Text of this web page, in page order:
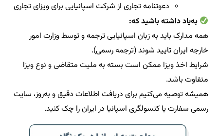
دعوتنامه تجاری از شرکت اسپانیایی برای ویزای تجاری
به‌یاد داشته باشید که:
همه مدارک باید به زبان اسپانیایی ترجمه و توسط وزارت امور
خارجه ایران تایید شوند (ترجمه رسمی).
شرایط اخذ ویزا ممکن است بسته به ملیت متقاضی و نوع ویزا
متفاوت باشد.
همیشه توصیه می‌کنیم برای دریافت اطلاعات دقیق و به‌روز، سایت
رسمی سفارت یا کنسولگری اسپانیا در ایران را چک کنید.